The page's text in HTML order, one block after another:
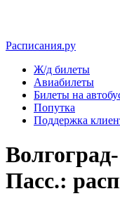
Расписания.ру
Ж/д билеты
Авиабилеты
Билеты на
Попутка
Поддержка
Пасс.: